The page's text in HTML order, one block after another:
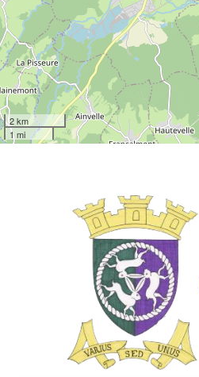
2 km
1 mi